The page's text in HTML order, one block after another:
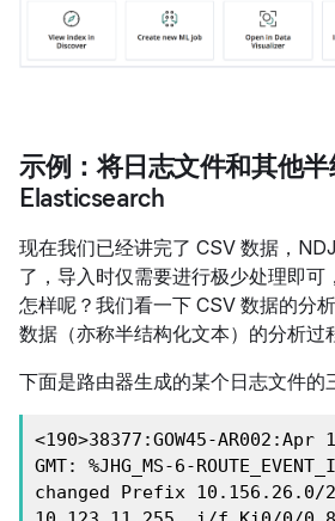
示例：将日志文件和其他
Elasticsearch
现在我们已经讲完了 CSV 数据，
了，导入时仅需要进行极少处理即可
怎样呢？我们看一下 CSV 数据的分
数据（亦称半结构化文本）的分析过
下面是路由器生成的某个日志文件的
<190>38377:GOW45-
GMT: %JHG_MS-6-
changed Prefix 10.156.26.0/